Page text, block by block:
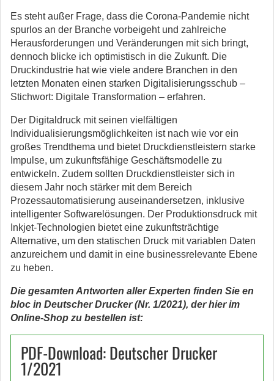
Es steht außer Frage, dass die Corona-Pandemie nicht
spurlos an der Branche vorbeigeht und zahlreiche
Herausforderungen und Veränderungen mit sich bringt,
dennoch blicke ich optimistisch in die Zukunft. Die
Druckindustrie hat wie viele andere Branchen in den
letzten Monaten einen starken Digitalisierungsschub –
Stichwort: Digitale Transformation – erfahren.
Der Digitaldruck mit seinen vielfältigen
Individualisierungsmöglichkeiten ist nach wie vor ein
großes Trendthema und bietet Druckdienstleistern starke
Impulse, um zukunftsfähige Geschäftsmodelle zu
entwickeln. Zudem sollten Druckdienstleister sich in
diesem Jahr noch stärker mit dem Bereich
Prozessautomatisierung auseinandersetzen, inklusive
intelligenter Softwarelösungen. Der Produktionsdruck mit
Inkjet-Technologien bietet eine zukunftsträchtige
Alternative, um den statischen Druck mit variablen Daten
anzureichern und damit in eine businessrelevante Ebene
zu heben.
Die gesamten Antworten aller Experten finden Sie en
bloc in Deutscher Drucker (Nr. 1/2021), der hier im
Online-Shop zu bestellen ist:
PDF-Download: Deutscher Drucker
1/2021